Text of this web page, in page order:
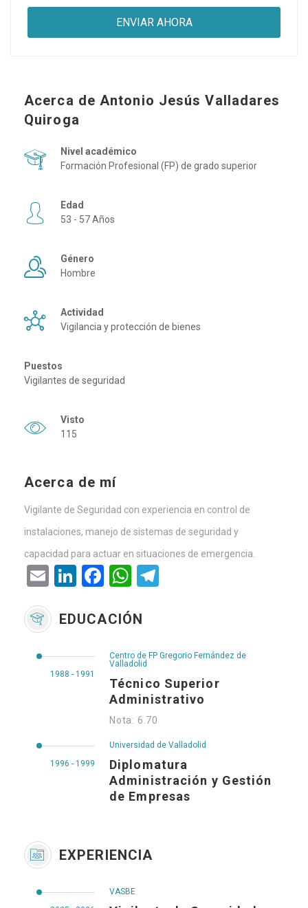
Acerca de Antonio Jesús Valladares
Quiroga
Nivel académico
Formación Profesional (FP) de grado superior
Edad
53 - 57 Años
Género
Hombre
Actividad
Vigilancia y protección de bienes
Puestos
Vigilantes de seguridad
Visto
115
Acerca de mí
Vigilante de Seguridad con experiencia en control de
instalaciones, manejo de sistemas de seguridad y
capacidad para actuar en situaciones de emergencia.
EmailLinkedIn
Facebook
WhatsApp
EDUCACIÓN
1988 - 1991
Centro de FP Gregorio Fernández de
Valladolid
Técnico Superior
Administrativo
Nota: 6.70
1996 - 1999
Universidad de Valladolid
Diplomatura
Administración y Gestión
de Empresas
EXPERIENCIA
VASBE